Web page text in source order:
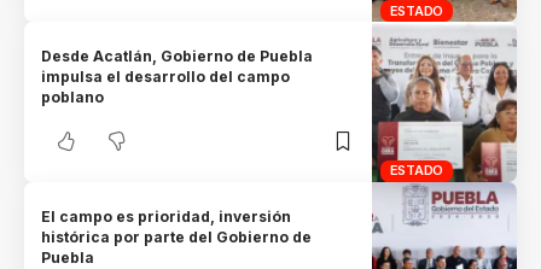
ESTADO
ESTADO
Desde Acatlán, Gobierno de Puebla
impulsa el desarrollo del campo
poblano
El campo es prioridad, inversión
histórica por parte del Gobierno de
Puebla